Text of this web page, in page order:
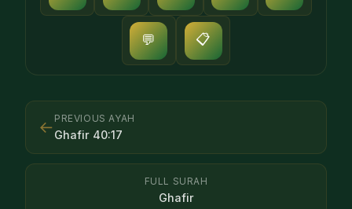
💬 📋
← PREVIOUS AYAH
Ghafir 40:17
FULL SURAH
Ghafir